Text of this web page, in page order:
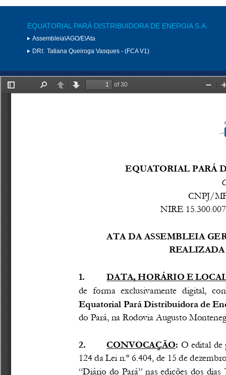
EQUATORIAL PARÁ DISTRIBUIDORA DE ENERGIA S.A.
Assembleia\AGO/E\Ata
DRI: Tatiana Queiroga Vasques - (FCA V1)